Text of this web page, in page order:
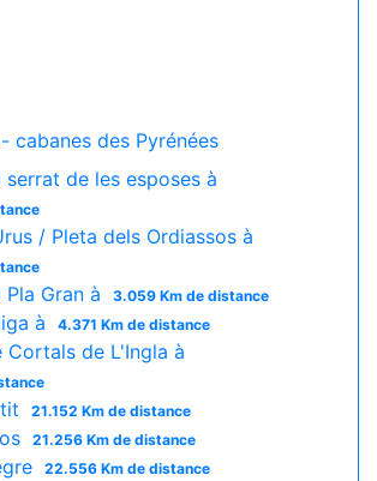
cabanes des Pyrénées
serrat de les esposes à
/ Pleta dels Ordiassos à
Gran à 3.059 Km de distance
à 4.371 Km de distance
Cortals de L'Ingla à
21.152 Km de distance
21.256 Km de distance
22.556 Km de distance